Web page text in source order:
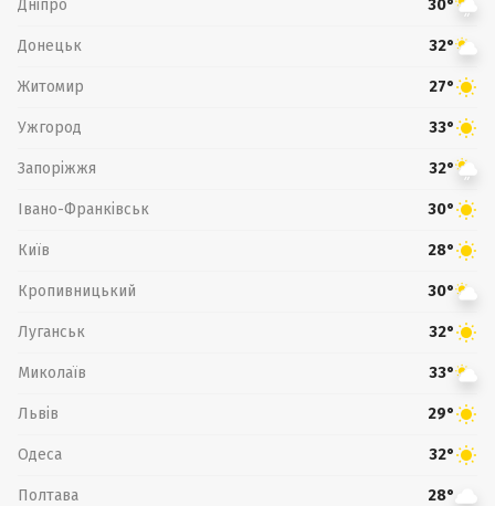
Дніпро 30°
Донецьк 32°
Житомир 27°
Ужгород 33°
Запоріжжя 32°
Івано-Франківськ 30°
Київ 28°
Кропивницький 30°
Луганськ 32°
Миколаїв 33°
Львів 29°
Одеса 32°
Полтава 28°